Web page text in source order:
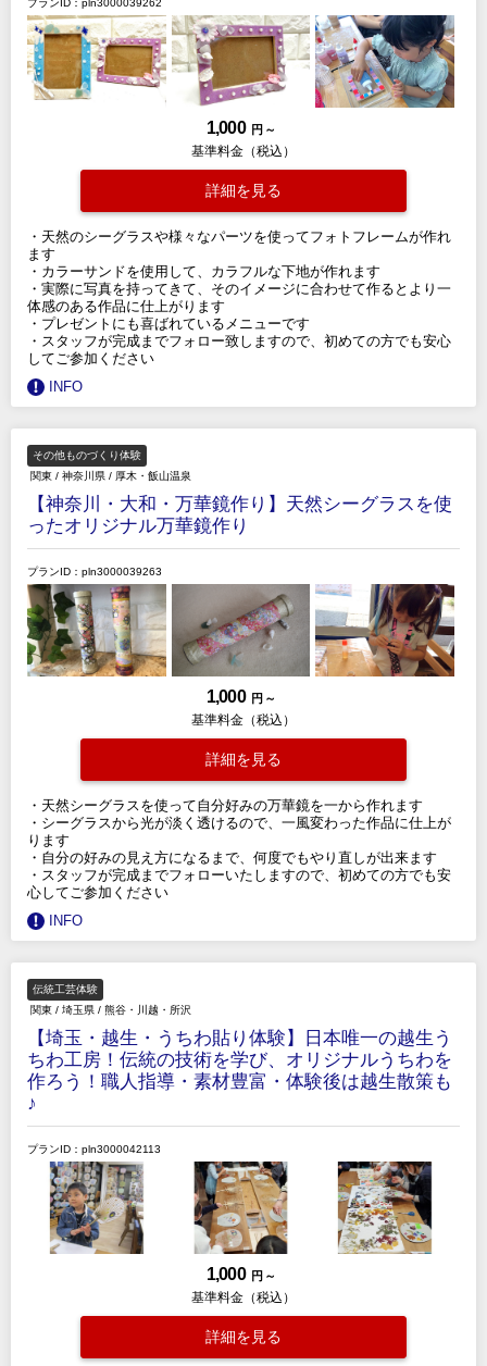
プランID：pln3000039262
1,000 円 ～
基準料金（税込）
詳細を見る
・天然のシーグラスや様々なパーツを使ってフォトフレームが作れ
ます
・カラーサンドを使用して、カラフルな下地が作れます
・実際に写真を持ってきて、そのイメージに合わせて作るとより一
体感のある作品に仕上がります
・プレゼントにも喜ばれているメニューです
・スタッフが完成までフォロー致しますので、初めての方でも安心
してご参加ください
INFO
その他ものづくり体験
関東 / 神奈川県 / 厚木・飯山温泉
【神奈川・大和・万華鏡作り】天然シーグラスを使
ったオリジナル万華鏡作り
プランID：pln3000039263
1,000 円 ～
基準料金（税込）
詳細を見る
・天然シーグラスを使って自分好みの万華鏡を一から作れます
・シーグラスから光が淡く透けるので、一風変わった作品に仕上が
ります
・自分の好みの見え方になるまで、何度でもやり直しが出来ます
・スタッフが完成までフォローいたしますので、初めての方でも安
心してご参加ください
INFO
伝統工芸体験
関東 / 埼玉県 / 熊谷・川越・所沢
【埼玉・越生・うちわ貼り体験】日本唯一の越生う
ちわ工房！伝統の技術を学び、オリジナルうちわを
作ろう！職人指導・素材豊富・体験後は越生散策も
♪
プランID：pln3000042113
1,000 円 ～
基準料金（税込）
詳細を見る